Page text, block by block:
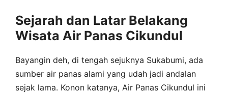
Sejarah dan Latar Belakang
Wisata Air Panas Cikundul
Bayangin deh, di tengah sejuknya Sukabumi, ada
sumber air panas alami yang udah jadi andalan
sejak lama. Konon katanya, Air Panas Cikundul ini